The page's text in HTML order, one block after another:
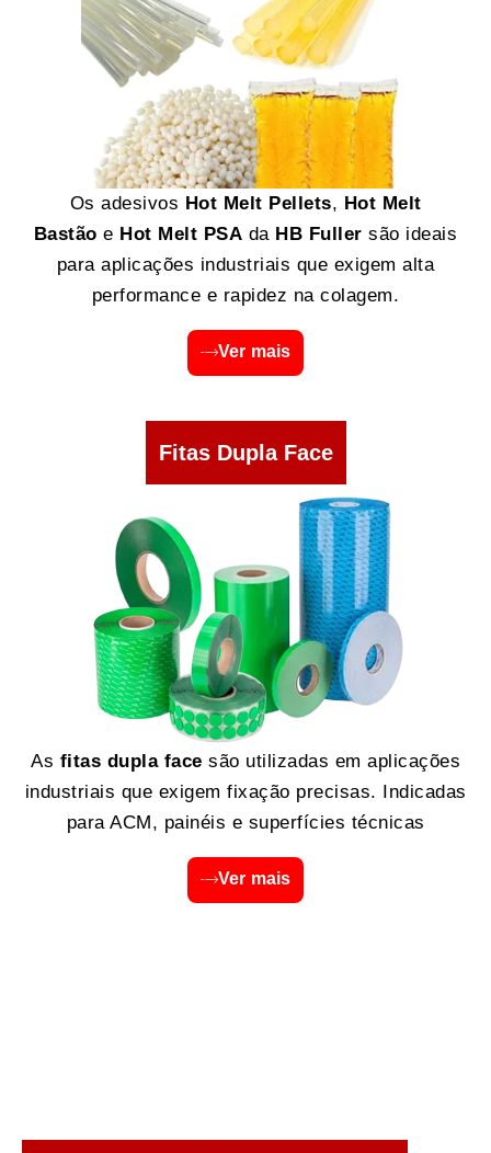
Os adesivos Hot Melt Pellets, Hot Melt
Bastão e Hot Melt PSA da HB Fuller são ideais
para aplicações industriais que exigem alta
performance e rapidez na colagem.
Ver mais
Fitas Dupla Face
As fitas dupla face são utilizadas em aplicações
industriais que exigem fixação precisas. Indicadas
para ACM, painéis e superfícies técnicas
Ver mais